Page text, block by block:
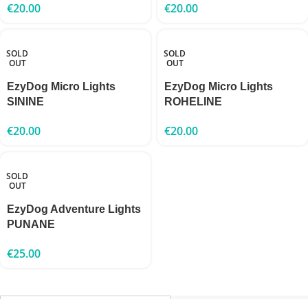
€20.00 €20.00
SOLD
OUT
EzyDog Micro Lights
SININE
€20.00
SOLD
OUT
EzyDog Micro Lights
ROHELINE
€20.00
SOLD
OUT
EzyDog Adventure Lights
PUNANE
€25.00